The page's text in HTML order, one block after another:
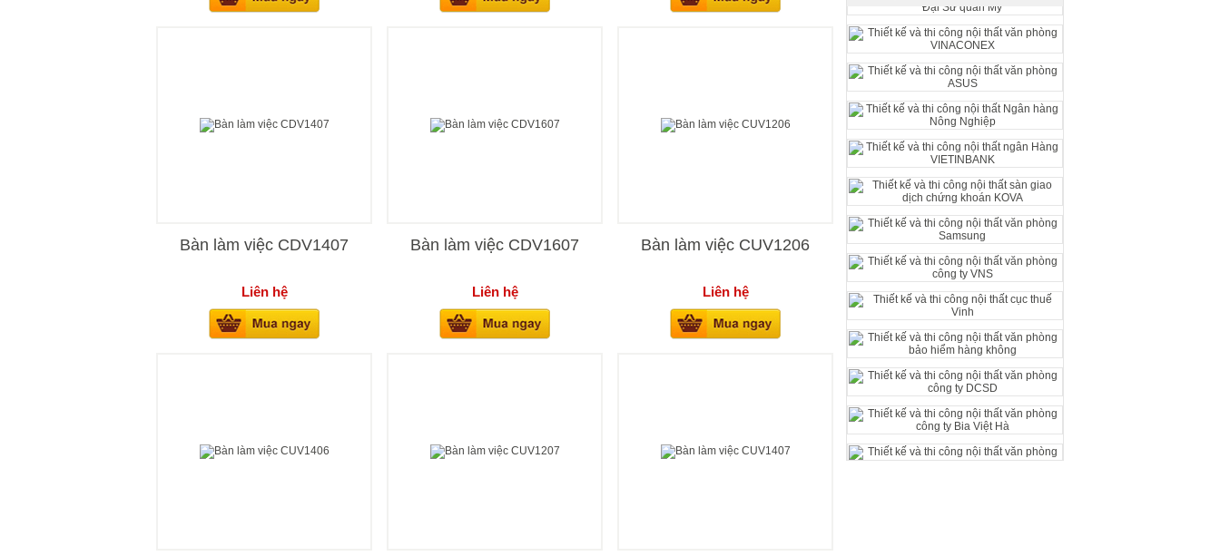
Bàn làm việc CDV1407
Liên hệ
Bàn làm việc CDV1607
Liên hệ
Bàn làm việc CUV1206
Liên hệ
hơn.